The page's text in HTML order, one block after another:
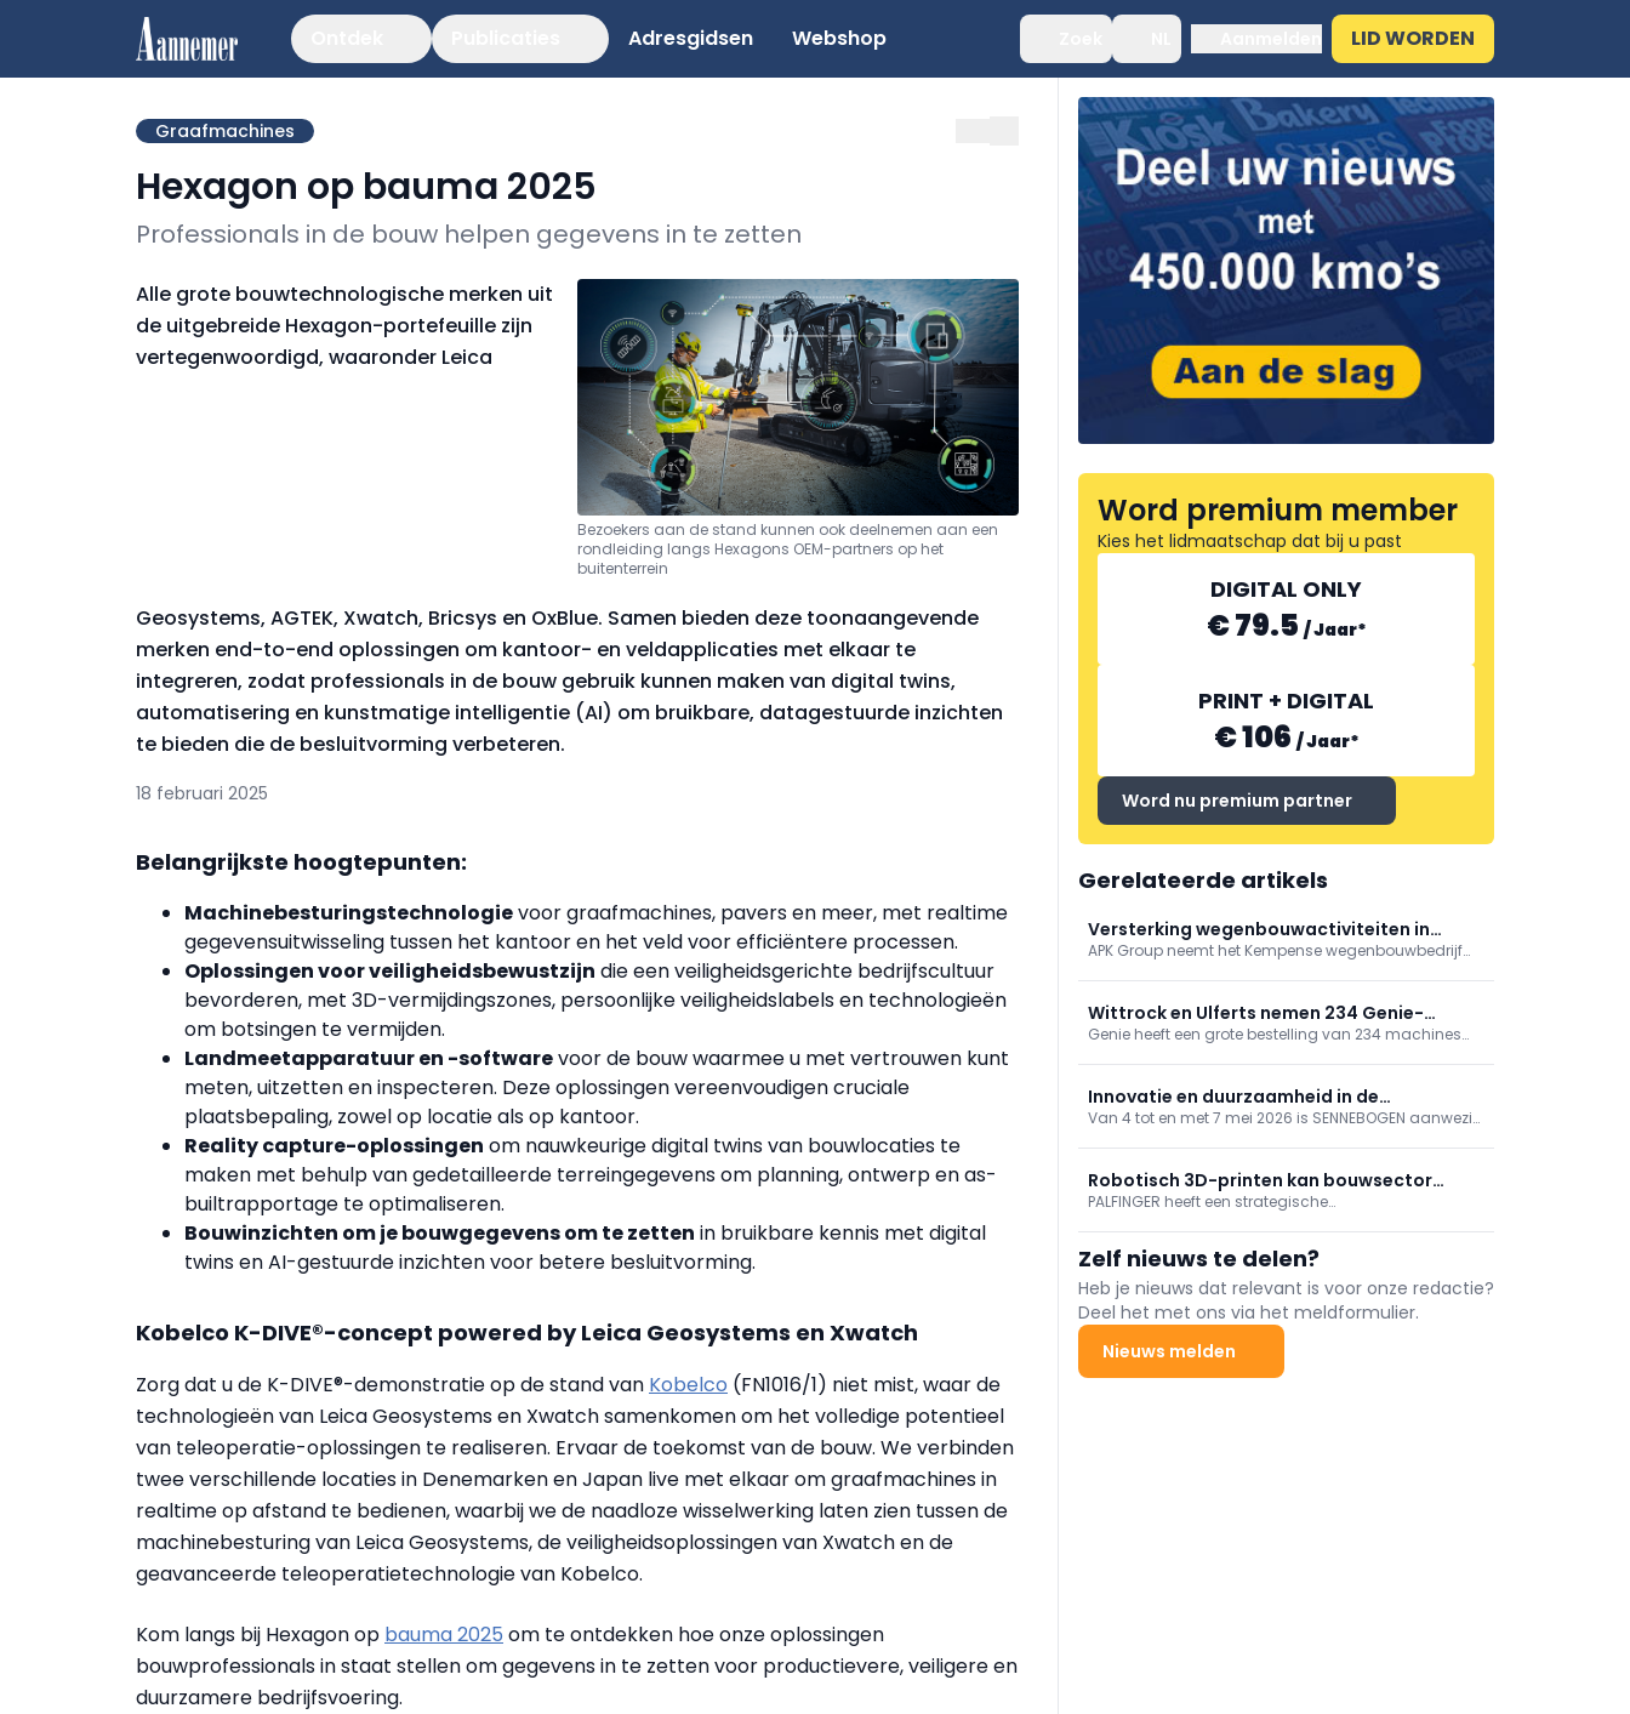
Adresgidsen Webshop LID WORDEN
Graafmachines
Hexagon op bauma 2025
Professionals in de bouw helpen gegevens in te zetten
Bezoekers aan de stand kunnen ook deelnemen aan een
rondleiding langs Hexagons OEM-partners op het
buitenterrein
Alle grote bouwtechnologische merken uit
de uitgebreide Hexagon-portefeuille zijn
vertegenwoordigd, waaronder Leica
Geosystems, AGTEK, Xwatch, Bricsys en OxBlue. Samen bieden deze toonaangevende
merken end-to-end oplossingen om kantoor- en veldapplicaties met elkaar te
integreren, zodat professionals in de bouw gebruik kunnen maken van digital twins,
automatisering en kunstmatige intelligentie (AI) om bruikbare, datagestuurde inzichten
te bieden die de besluitvorming verbeteren.
18 februari 2025
Belangrijkste hoogtepunten:
Machinebesturingstechnologievoor graafmachines, pavers en meer, met realtime
gegevensuitwisseling tussen het kantoor en het veld voor efficiëntere processen.
Oplossingen voor veiligheidsbewustzijn die een veiligheidsgerichte bedrijfscultuur
bevorderen, met 3D-vermijdingszones, persoonlijke veiligheidslabels en technologieën
om botsingen te vermijden.
Landmeetapparatuur en -softwarevoor de bouw waarmee u met vertrouwen kunt
meten, uitzetten en inspecteren. Deze oplossingen vereenvoudigen cruciale
plaatsbepaling, zowel op locatie als op kantoor.
Reality capture-oplossingen om nauwkeurige digital twins van bouwlocaties te
maken met behulp van gedetailleerde terreingegevens om planning, ontwerp en as-
builtrapportage te optimaliseren.
Bouwinzichten om je bouwgegevens om te zetten in bruikbare kennis met digital
twins en AI-gestuurde inzichten voor betere besluitvorming.
Kobelco K-DIVE®-concept powered by Leica Geosystems en Xwatch
Zorg dat u de K-DIVE®-demonstratie op de stand van Kobelco (FN1016/1) niet mist, waar de
technologieën van Leica Geosystems en Xwatch samenkomen om het volledige potentieel
van teleoperatie-oplossingen te realiseren. Ervaar de toekomst van de bouw. We verbinden
twee verschillende locaties in Denemarken en Japan live met elkaar om graafmachines in
realtime op afstand te bedienen, waarbij we de naadloze wisselwerking laten zien tussen de
machinebesturing van Leica Geosystems, de veiligheidsoplossingen van Xwatch en de
geavanceerde teleoperatietechnologie van Kobelco.
Kom langs bij Hexagon op bauma 2025 om te ontdekken hoe onze oplossingen
bouwprofessionals in staat stellen om gegevens in te zetten voor productievere, veiligere en
duurzamere bedrijfsvoering.
Word premium member
Kies het lidmaatschap dat bij u past
DIGITAL ONLY
€ 79.5 /Jaar*
PRINT + DIGITAL
€ 106 /Jaar*
Word nu premium partner
Gerelateerde artikels
Versterking wegenbouwactiviteiten in
Antwerpen
APK Group neemt het Kempense wegenbouwbedrijf
wegenbouwactiviteiten van APK Group met ongeveer
15%.
Wittrock en Ulferts nemen 234 Genie-
machines in gebruik, incl. superboom
Genie heeft een grote bestelling van 234 machines
TraX-rupshoogwerkers en een ZX‑135/70 “super
boom”. Met deze levering rondt Genie een
bedrijven af.
Innovatie en duurzaamheid in de
recyclingsector
Van 4 tot en met 7 mei 2026 is SENNEBOGEN aanwezig
Robotisch 3D-printen kan bouwsector
transformeren
PALFINGER heeft een strategische
robotisch 3D-printen voor de bouwsector.
Zelf nieuws te delen?
Heb je nieuws dat relevant is voor onze redactie?
Deel het met ons via het meldformulier.
Nieuws melden